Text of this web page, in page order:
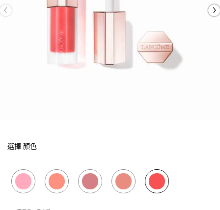
選擇 顏色
Selected
10, 1 of 5 Selected
30, 2 of 5 Selected
60, 3 of 5 Selected
40, 4 of 5 Selected
70, 5 of 5